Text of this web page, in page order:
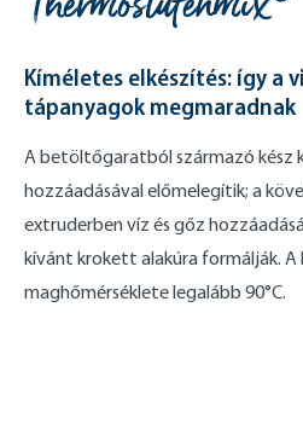
Kíméletes elkészítés: így a
tápanyagok megmaradnak
A betöltőgaratból származó kész
hozzáadásával előmelegítik; a
extruderben víz és gőz
kívánt krokett alakúra formálják.
maghőmérséklete legalább 90°C.